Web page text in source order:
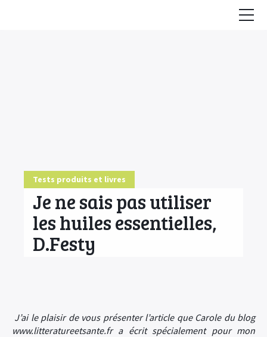
Tests produits et livres
Je ne sais pas utiliser
les huiles essentielles,
D.Festy
J’ai le plaisir de vous présenter l’article que Carole du blog
www.litteratureetsante.fr a écrit spécialement pour mon
COMMENCER ICI